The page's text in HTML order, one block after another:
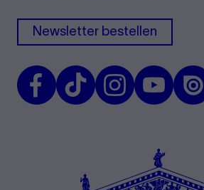
Newsletter bestellen
FacebookTikTokInstagramYoutubeIssuu